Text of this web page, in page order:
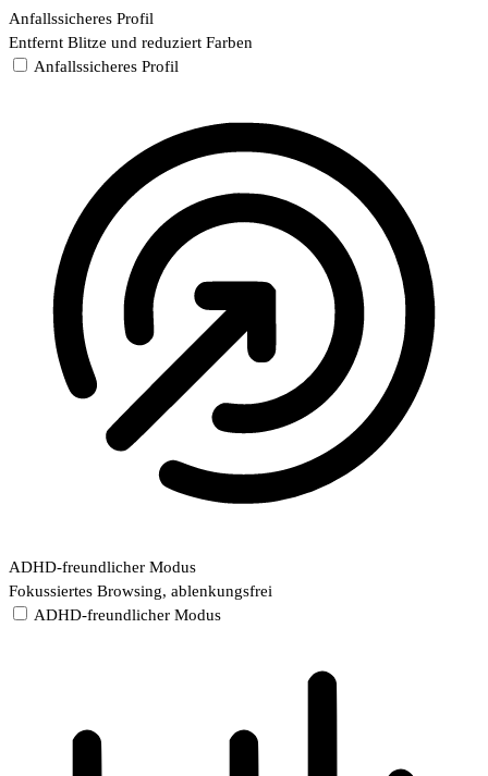
Anfallssicheres Profil
Entfernt Blitze und reduziert Farben
Anfallssicheres Profil
ADHD-freundlicher Modus
Fokussiertes Browsing, ablenkungsfrei
ADHD-freundlicher Modus